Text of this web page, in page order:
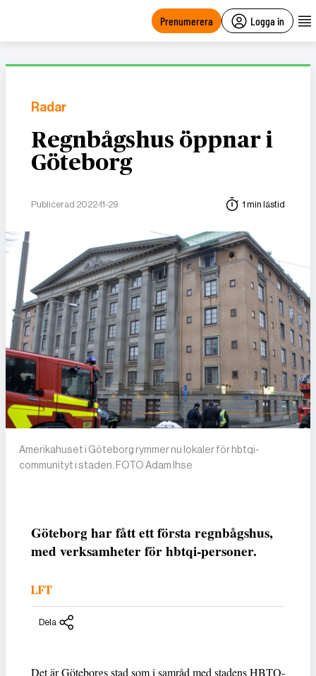
Prenumerera Logga in
Radar
Regnbågshus öppnar i
Göteborg
Publicerad 2022-11-29 1 min lästid
Amerikahuset i Göteborg rymmer nu lokaler för hbtqi-
communityt i staden. FOTO Adam Ihse
Göteborg har fått ett första regnbågshus,
med verksamheter för hbtqi-personer.
LFT
Dela
Det är Göteborgs stad som i samråd med stadens HBTQ-